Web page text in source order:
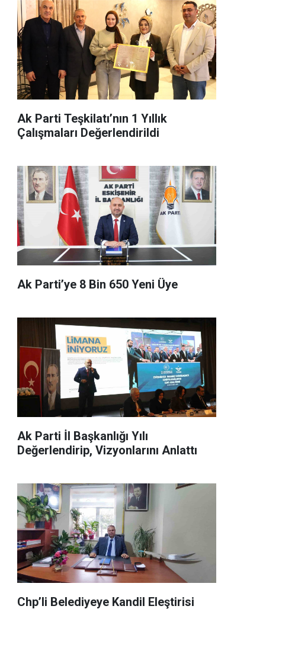
Ak Parti Teşkilatı’nın 1 Yıllık
Çalışmaları Değerlendirildi
Ak Parti’ye 8 Bin 650 Yeni Üye
Ak Parti İl Başkanlığı Yılı
Değerlendirip, Vizyonlarını Anlattı
Chp’li Belediyeye Kandil Eleştirisi